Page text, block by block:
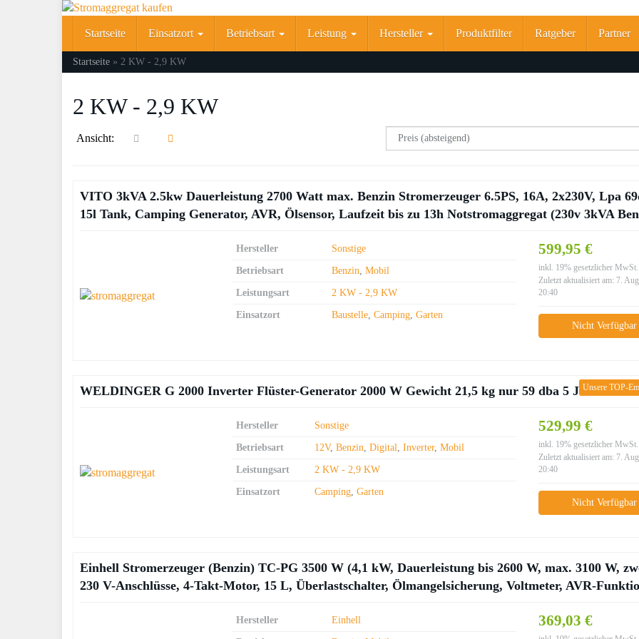
Startseite Einsatzort Betriebsart Leistung Hersteller Produktfilter Ratgeber Partner
Startseite » 2 KW - 2,9 KW
2 KW - 2,9 KW
Ansicht:
VITO 3kVA 2.5kw Dauerleistung 2700 Watt max. Benzin Stromerzeuger 6.5PS, 16A, 2x230V, Lpa
15l Tank, Camping Generator, AVR, Ölsensor, Laufzeit bis zu 13h Notstromaggregat (230v 3kVA
599,95 €
inkl. 19% gesetzlicher MwSt.
Zuletzt aktualisiert am: 7.
20:40
Nicht Verfügbar
Hersteller Sonstige
Betriebsart Benzin,Mobil
Leistungsart 2 KW - 2,9 KW
Einsatzort Baustelle,Camping,Garten
Unsere TOP-
WELDINGER G 2000 Inverter Flüster-Generator 2000 W Gewicht 21,5 kg nur 59 dba 5 Jahre
529,99 €
inkl. 19% gesetzlicher MwSt.
Zuletzt aktualisiert am: 7.
20:40
Nicht Verfügbar
Hersteller Sonstige
Betriebsart 12V,Benzin,Digital,Inverter,Mobil
Leistungsart 2 KW - 2,9 KW
Einsatzort Camping,Garten
Einhell Stromerzeuger (Benzin) TC-PG 3500 W (4,1 kW, Dauerleistung bis 2600 W, max. 3100 W,
230 V-Anschlüsse, 4-Takt-Motor, 15 L, Überlastschalter, Ölmangelsicherung, Voltmeter, AVR-
369,03 €
Hersteller Einhell